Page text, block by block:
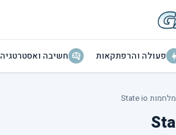
פעולה והרפתקאות חשיבה ואסטרטגיה
מלחמות State io